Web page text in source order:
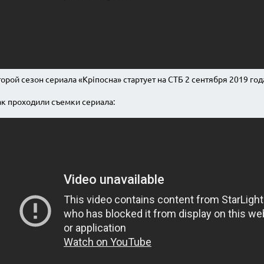
сезон сериала «Кріпосна» стартует на СТБ 2 сентября 2019
проходили съемки сериала: